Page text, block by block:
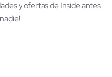
y ofertas de Inside antes